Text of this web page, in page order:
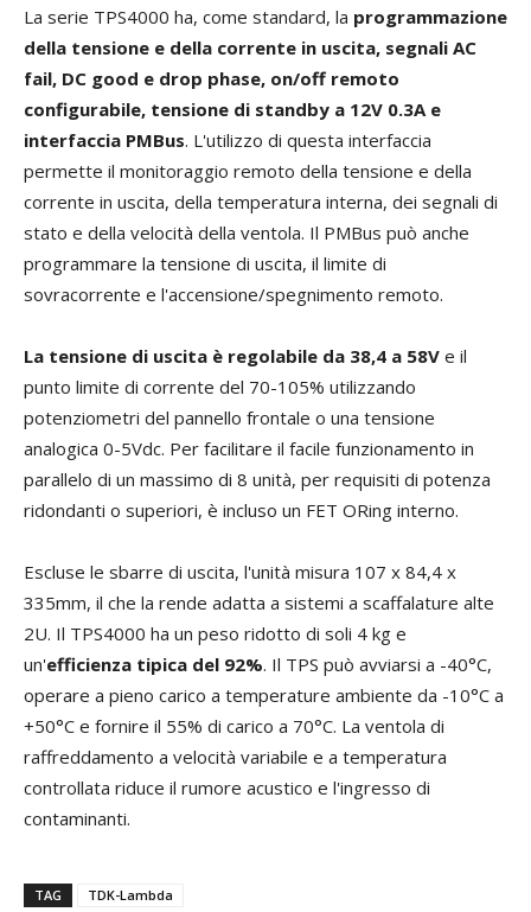
La serie TPS4000 ha, come standard, la programmazione
della tensione e della corrente in uscita, segnali AC
fail, DC good e drop phase, on/off remoto
configurabile, tensione di standby a 12V 0.3A e
interfaccia PMBus. L'utilizzo di questa interfaccia
permette il monitoraggio remoto della tensione e della
corrente in uscita, della temperatura interna, dei segnali di
stato e della velocità della ventola. Il PMBus può anche
programmare la tensione di uscita, il limite di
sovracorrente e l'accensione/spegnimento remoto.
La tensione di uscita è regolabile da 38,4 a 58V e il
punto limite di corrente del 70-105% utilizzando
potenziometri del pannello frontale o una tensione
analogica 0-5Vdc. Per facilitare il facile funzionamento in
parallelo di un massimo di 8 unità, per requisiti di potenza
ridondanti o superiori, è incluso un FET ORing interno.
Escluse le sbarre di uscita, l'unità misura 107 x 84,4 x
335mm, il che la rende adatta a sistemi a scaffalature alte
2U. Il TPS4000 ha un peso ridotto di soli 4 kg e
un'efficienza tipica del 92%. Il TPS può avviarsi a -40°C,
operare a pieno carico a temperature ambiente da -10°C a
+50°C e fornire il 55% di carico a 70°C. La ventola di
raffreddamento a velocità variabile e a temperatura
controllata riduce il rumore acustico e l'ingresso di
contaminanti.
TAG TDK-Lambda